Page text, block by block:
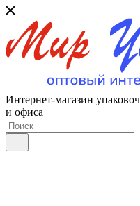
Интернет-магазин
и офиса